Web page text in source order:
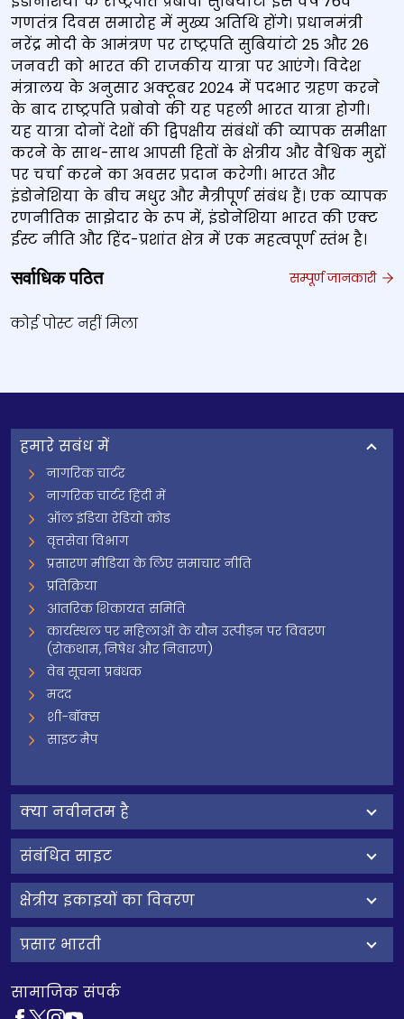
गणतंत्र दिवस समारोह में मुख्य अतिथि होंगे। प्रधानमंत्री
नरेंद्र मोदी के आमंत्रण पर राष्ट्रपति सुबियांटो 25 और 26
जनवरी को भारत की राजकीय यात्रा पर आएंगे। विदेश
मंत्रालय के अनुसार अक्टूबर 2024 में पदभार ग्रहण करने
के बाद राष्ट्रपति प्रबोवो की यह पहली भारत यात्रा होगी।
यह यात्रा दोनों देशों की द्विपक्षीय संबंधों की व्यापक समीक्षा
करने के साथ-साथ आपसी हितों के क्षेत्रीय और वैश्विक मुद्दों
पर चर्चा करने का अवसर प्रदान करेगी। भारत और
इंडोनेशिया के बीच मधुर और मैत्रीपूर्ण संबंध हैं। एक व्यापक
रणनीतिक साझेदार के रूप में, इंडोनेशिया भारत की एक्ट
ईस्ट नीति और हिंद-प्रशांत क्षेत्र में एक महत्वपूर्ण स्तंभ है।
सर्वाधिक पठित सम्पूर्ण जानकारी
कोई पोस्ट नहीं मिला
हमारे सबंध में
नागरिक चार्टर
नागरिक चार्टर हिंदी में
ऑल इंडिया रेडियो कोड
वृत्तसेवा विभाग
प्रसारण मीडिया के लिए समाचार नीति
प्रतिक्रिया
आंतरिक शिकायत समिति
कार्यस्थल पर महिलाओं के यौन उत्पीड़न पर विवरण
(रोकथाम, निषेध और निवारण)
वेब सूचना प्रबंधक
मदद
शी-बॉक्स
साइट मैप
क्‍या नवीनतम है
संबंधित साइट
क्षेत्रीय इकाइयों का विवरण
प्रसार भारती
सामाजिक संपर्क